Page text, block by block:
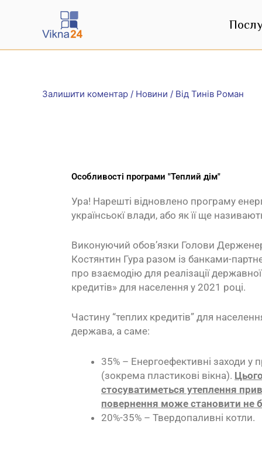
Залишити коментар / Новини / Від Тинів Роман
Особливості програми "Теплий дім"
Ура! Нарешті відновлено програму
українсьокї влади, або як її ще
Виконуючий обов’язки Голови
Костянтин Гура разом із банками-
про взаємодію для реалізації
кредитів» для населення у 2021 році.
Частину “теплих кредитів” для
держава, а саме:
35% – Енергоефективні заходи у
(зокрема пластикові вікна).
стосуватиметься утеплення
повернення може становити не
20%-35% – Твердопаливні котли.